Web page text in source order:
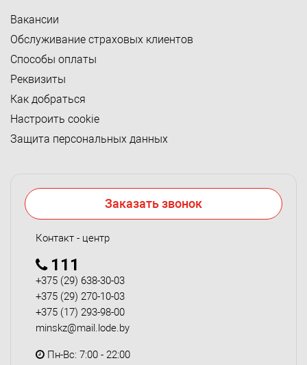
Вакансии
Обслуживание страховых клиентов
Способы оплаты
Реквизиты
Как добраться
Настроить cookie
Защита персональных данных
Заказать звонок
Контакт - центр
111
+375 (29) 638-30-03
+375 (29) 270-10-03
+375 (17) 293-98-00
minskz@mail.lode.by
Пн-Вс: 7:00 - 22:00